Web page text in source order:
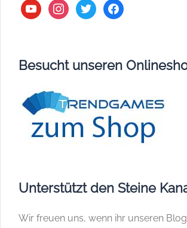
youtubeinstagram
twitter facebook
Besucht unseren
Unterstützt den Steine
Wir freuen uns, wenn ihr unseren